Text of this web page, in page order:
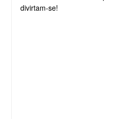
divirtam-se!